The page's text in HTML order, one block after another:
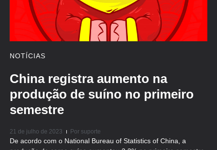
NOTÍCIAS
China registra aumento na
produção de suíno no primeiro
semestre
21 de julho de 2023 Por suporte
De acordo com o National Bureau of Statistics of China, a